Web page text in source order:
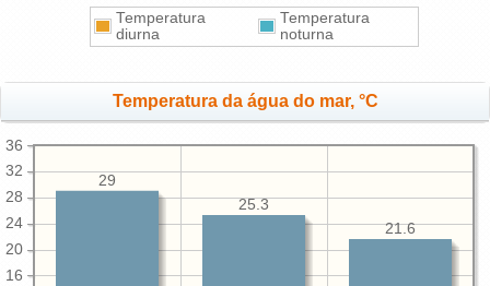
Temperatura
diurna
Temperatura
noturna
Temperatura da água do mar, °C
16
20
24
28
32
36
21.6
25.3
29